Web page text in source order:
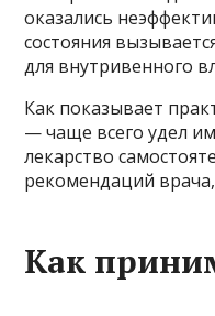
оказались
состояния
для внутривенного
Как показывает
— чаще всего удел
лекарство
рекомендаций
Как